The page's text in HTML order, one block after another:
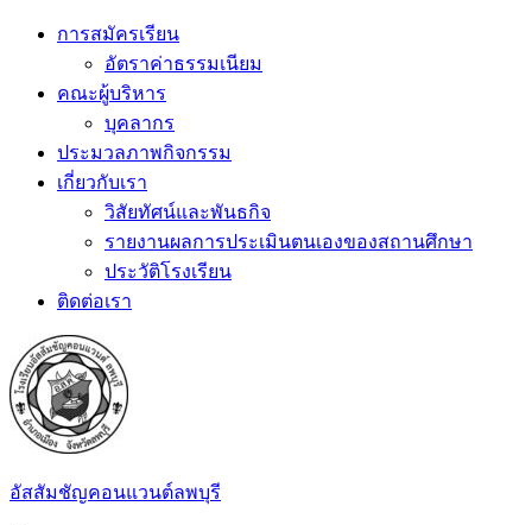
Skip
การสมัครเรียน
อัตราค่าธรรมเนียม
คณะผู้บริหาร
บุคลากร
ประมวลภาพกิจกรรม
เกี่ยวกับเรา
วิสัยทัศน์และพันธกิจ
รายงานผลการประเมินตนเองของสถานศึกษา
ประวัติโรงเรียน
ติดต่อเรา
อัสสัมชัญคอนแวนต์ลพบุรี